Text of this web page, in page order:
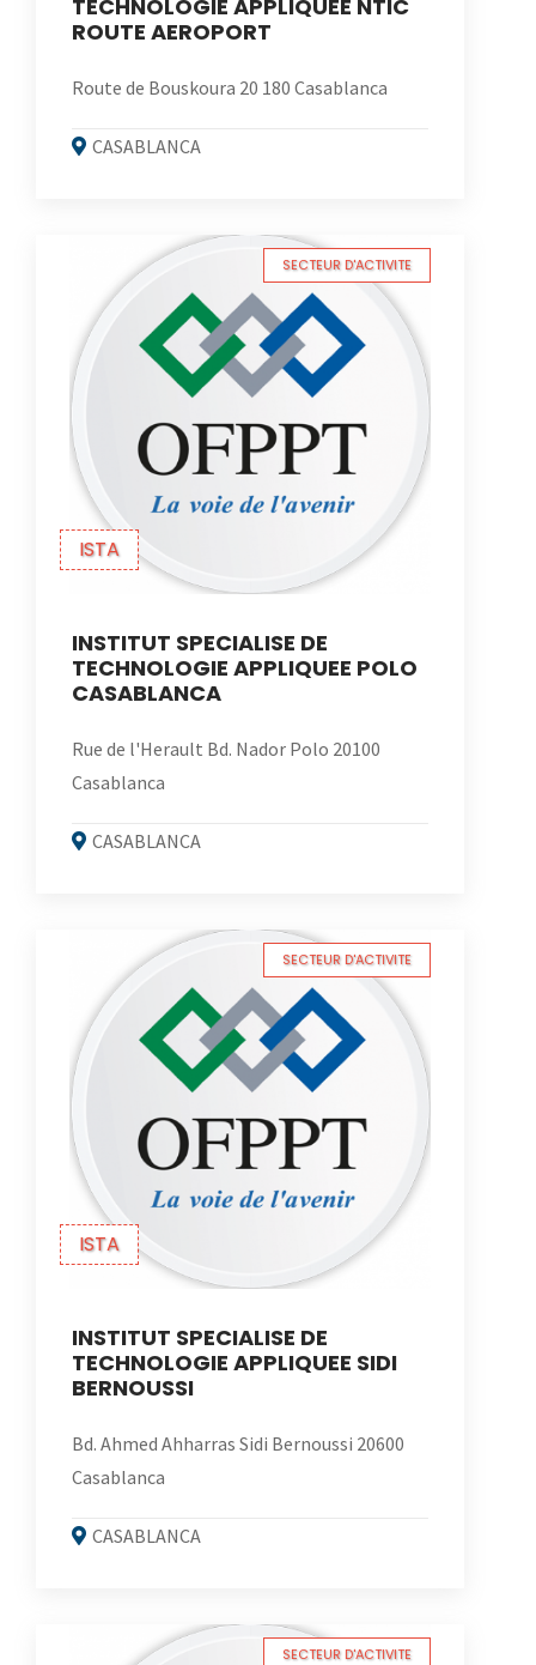
TECHNOLOGIE APPLIQUEE NTIC
ROUTE AEROPORT
Route de Bouskoura 20 180 Casablanca
CASABLANCA
ISTA
SECTEUR D'ACTIVITE
INSTITUT SPECIALISE DE
TECHNOLOGIE APPLIQUEE POLO
CASABLANCA
Rue de l'Herault Bd. Nador Polo 20100
Casablanca
CASABLANCA
ISTA
SECTEUR D'ACTIVITE
INSTITUT SPECIALISE DE
TECHNOLOGIE APPLIQUEE SIDI
BERNOUSSI
Bd. Ahmed Ahharras Sidi Bernoussi 20600
Casablanca
CASABLANCA
SECTEUR D'ACTIVITE